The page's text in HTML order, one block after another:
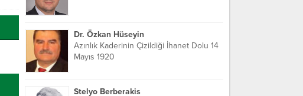
Dr. Özkan Hüseyin
Azınlık Kaderinin Çizildiği İhanet Dolu 14
Mayıs 1920
Stelyo Berberakis